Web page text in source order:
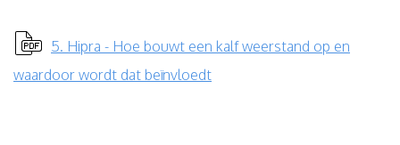
5. Hipra - Hoe bouwt een kalf weerstand op en
waardoor wordt dat beïnvloedt